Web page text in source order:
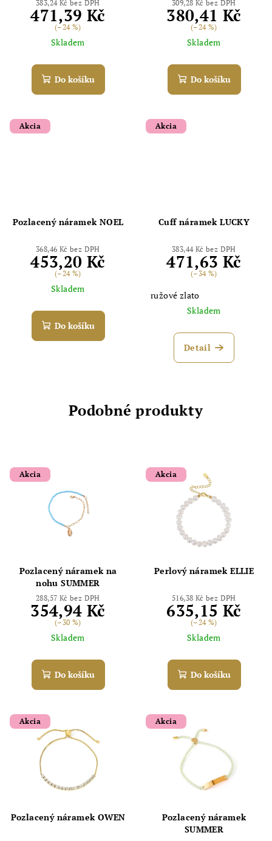
383,24 Kč bez DPH
471,39 Kč
(–24 %)
Skladem
Do košíku
309,28 Kč bez DPH
380,41 Kč
(–24 %)
Skladem
Do košíku
Akcia
Pozlacený náramek NOEL
368,46 Kč bez DPH
453,20 Kč
(–24 %)
Skladem
Do košíku
Akcia
Cuff náramek LUCKY
383,44 Kč bez DPH
471,63 Kč
(–34 %)
ružové zlato
Skladem
Detail
Podobné produkty
Akcia
Pozlacený náramek na
nohu SUMMER
288,57 Kč bez DPH
354,94 Kč
(–30 %)
Skladem
Do košíku
Akcia
Perlový náramek ELLIE
516,38 Kč bez DPH
635,15 Kč
(–24 %)
Skladem
Do košíku
Akcia
Pozlacený náramek OWEN
Akcia
Pozlacený náramek
SUMMER